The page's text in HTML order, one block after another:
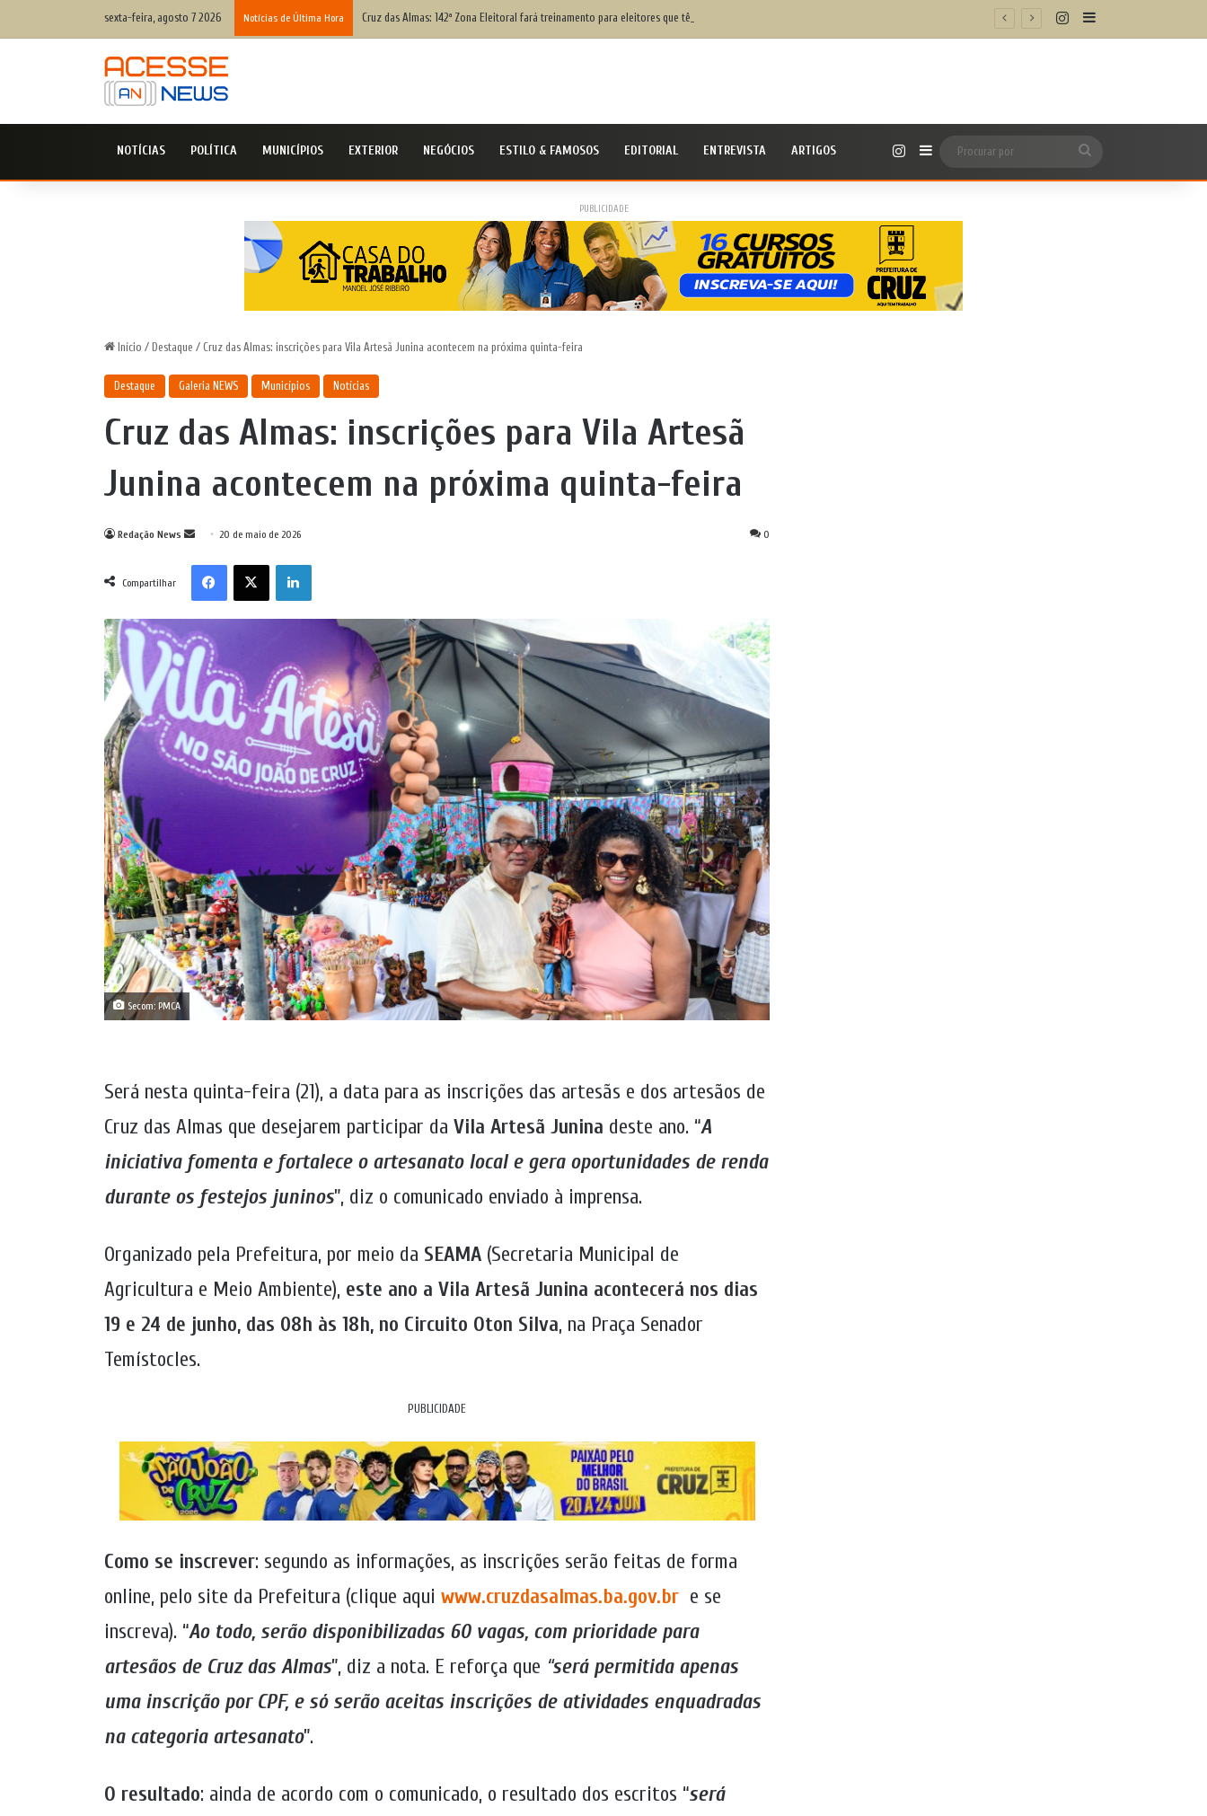
sexta-feira, agosto 7 2026 Notícias de Última Hora Cruz das Almas: 142ª Zona Eleitoral fará treinamento para eleitores que têm dificuldade para votar; saiba como participar InstagramBarra Lateral
NOTÍCIAS POLÍTICA MUNICÍPIOS EXTERIOR NEGÓCIOS ESTILO & FAMOSOS EDITORIAL ENTREVISTA ARTIGOS InstagramBarra Lateral
por
PUBLICIDADE
Início / Destaque / Cruz das Almas: inscrições para Vila Artesã Junina acontecem na próxima quinta-feira
Destaque Galeria NEWS Municípios Notícias
Cruz das Almas: inscrições para Vila Artesã
Junina acontecem na próxima quinta-feira
Redação News
Mande
mail
20 de maio de 2026 0
Compartilhar
FacebookX Linkedin
Secom: PMCA
Será nesta quinta-feira (21), a data para as inscrições das artesãs e dos artesãos de
Cruz das Almas que desejarem participar da Vila Artesã Junina deste ano. “A
iniciativa fomenta e fortalece o artesanato local e gera oportunidades de renda
durante os festejos juninos”, diz o comunicado enviado à imprensa.
Organizado pela Prefeitura, por meio da SEAMA(Secretaria Municipal de
Agricultura e Meio Ambiente), este ano a Vila Artesã Junina acontecerá nos dias
19 e 24 de junho, das 08h às 18h, no Circuito Oton Silva, na Praça Senador
Temístocles.
PUBLICIDADE
Como se inscrever: segundo as informações, as inscrições serão feitas de forma
online, pelo site da Prefeitura (clique aqui www.cruzdasalmas.ba.gov.bre se
inscreva). “Ao todo, serão disponibilizadas 60 vagas, com prioridade para
artesãos de Cruz das Almas”, diz a nota. E reforça que “será permitida apenas
uma inscrição por CPF, e só serão aceitas inscrições de atividades enquadradas
na categoria artesanato”.
O resultado: ainda de acordo com o comunicado, o resultado dos escritos “será